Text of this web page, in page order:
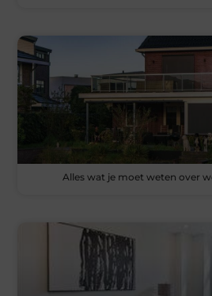
Alles wat je moet weten over